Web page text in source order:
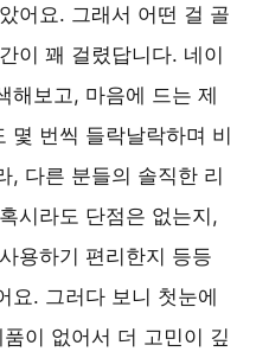
어요. 그래서 어떤 걸 골
이 꽤 걸렸답니다. 네이
해보고, 마음에 드는 제
몇 번씩 들락날락하며 비
, 다른 분들의 솔직한 리
시라도 단점은 없는지,
용하기 편리한지 등등
요. 그러다 보니 첫눈에
이 없어서 더 고민이 깊